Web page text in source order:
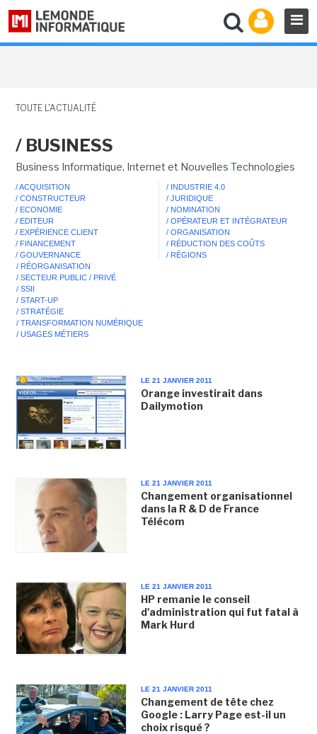
TOUTE L'ACTUALITÉ
/ BUSINESS
Business Informatique, Internet et Nouvelles Technologies
/ ACQUISITION
/ CONSTRUCTEUR
/ ECONOMIE
/ EDITEUR
/ EXPÉRIENCE CLIENT
/ FINANCEMENT
/ GOUVERNANCE
/ INDUSTRIE 4.0
/ JURIDIQUE
/ NOMINATION
/ OPÉRATEUR ET INTÉGRATEUR
/ ORGANISATION
/ RÉDUCTION DES COÛTS
/ RÉGIONS
/ RÉORGANISATION
/ SECTEUR PUBLIC / PRIVÉ
/ SSII
/ START-UP
/ STRATÉGIE
/ TRANSFORMATION NUMÉRIQUE
/ USAGES MÉTIERS
LE 21 JANVIER 2011
Orange investirait dans
Dailymotion
LE 21 JANVIER 2011
Changement organisationnel
dans la R & D de France
Télécom
LE 21 JANVIER 2011
HP remanie le conseil
d'administration qui fut fatal à
Mark Hurd
LE 21 JANVIER 2011
Changement de tête chez
Google : Larry Page est-il un
choix risqué ?